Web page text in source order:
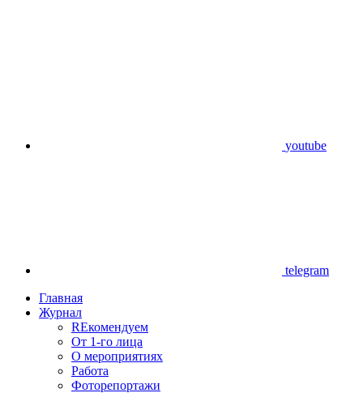
youtube
telegram
Главная
Журнал
REкомендуем
От 1-го лица
О мероприятиях
Работа
Фоторепортажи